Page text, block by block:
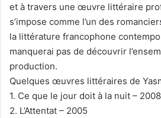
et à travers une œuvre littéraire
s’impose comme l’un des
la littérature francophone
manquerai pas de découvrir
production.
Quelques œuvres littéraires de
1. Ce que le jour doit à la nuit – 2008
2. L’Attentat – 2005